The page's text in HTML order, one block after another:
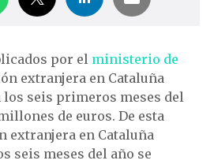
por el ministerio de
extranjera en Cataluña
los seis primeros meses del
de euros. De esta
extranjera en Cataluña
seis meses del año se